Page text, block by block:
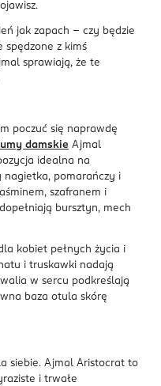
jak zapach – czy będzie
spędzone z kimś
sprawiają, że te
poczuć się naprawdę
damskie Ajmal
idealna na
nagietka, pomarańczy i
szafranem i
bursztyn, mech
kobiet pełnych życia i
i truskawki nadają
w sercu podkreślają
baza otula skórę
siebie. Ajmal Aristocrat to
i trwałe